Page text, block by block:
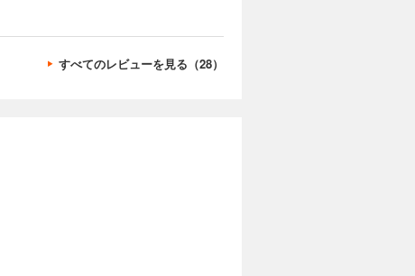
すべてのレビューを見る（28）